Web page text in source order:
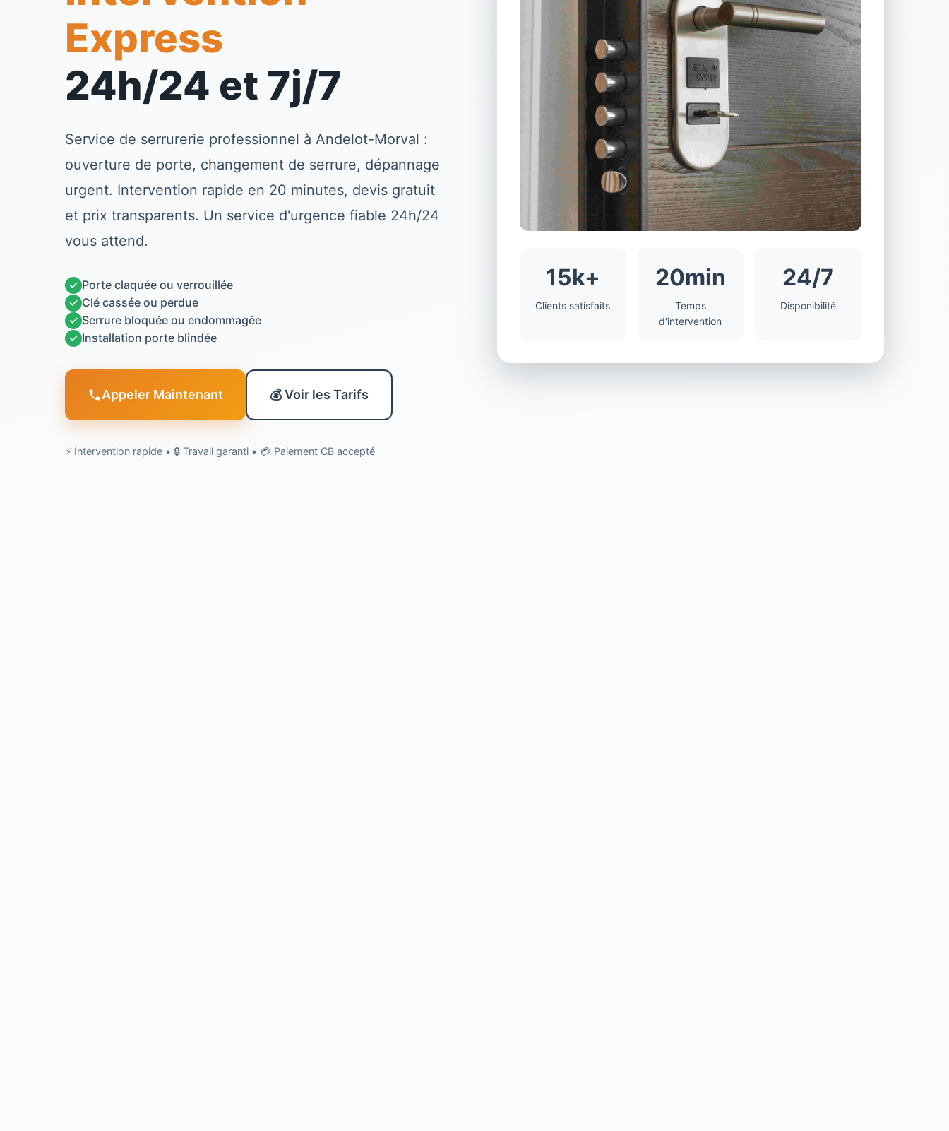
Express
24h/24 et 7j/7
Service de serrurerie professionnel à Andelot-Morval :
ouverture de porte, changement de serrure, dépannage
urgent. Intervention rapide en 20 minutes, devis gratuit
et prix transparents. Un service d'urgence fiable 24h/24
vous attend.
✓ Porte claquée ou verrouillée
✓ Clé cassée ou perdue
✓ Serrure bloquée ou endommagée
✓ Installation porte blindée
Appeler Maintenant 💰 Voir les Tarifs
⚡ Intervention rapide • 🔒 Travail garanti • 💳 Paiement CB accepté
15k+
Clients satisfaits
20min
Temps
d'intervention
24/7
Disponibilité